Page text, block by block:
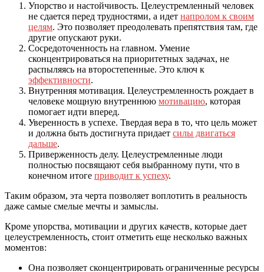
Упорство и настойчивость. Целеустремленный человек
не сдается перед трудностями, а идет напролом к своим
целям. Это позволяет преодолевать препятствия там, где
другие опускают руки.
Сосредоточенность на главном. Умение
сконцентрироваться на приоритетных задачах, не
распыляясь на второстепенные. Это ключ к
эффективности.
Внутренняя мотивация. Целеустремленность рождает в
человеке мощную внутреннюю мотивацию, которая
помогает идти вперед.
Уверенность в успехе. Твердая вера в то, что цель может
и должна быть достигнута придает силы двигаться
дальше.
Приверженность делу. Целеустремленные люди
полностью посвящают себя выбранному пути, что в
конечном итоге приводит к успеху.
Таким образом, эта черта позволяет воплотить в реальность
даже самые смелые мечты и замыслы.
Кроме упорства, мотивации и других качеств, которые дает
целеустремленность, стоит отметить еще несколько важных
моментов:
Она позволяет сконцентрировать ограниченные ресурсы